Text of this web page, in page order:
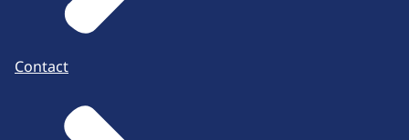
Contact